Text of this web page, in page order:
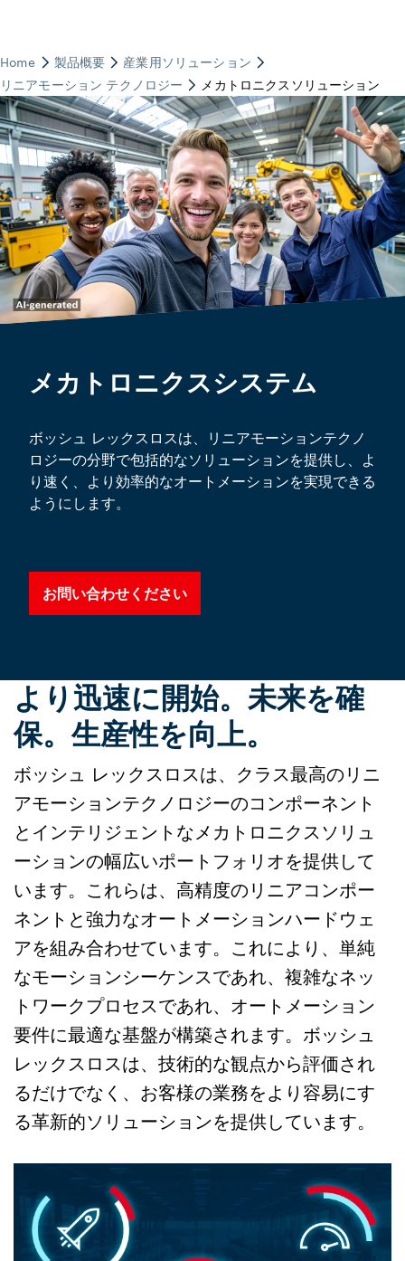
メカトロニクスシステム
ボッシュ レックスロスは、リニアモーションテクノ
ロジーの分野で包括的なソリューションを提供し、よ
り速く、より効率的なオートメーションを実現できる
ようにします。
お問い合わせください
より迅速に開始。未来を確
保。生産性を向上。
ボッシュ レックスロスは、クラス最高のリニ
アモーションテクノロジーのコンポーネント
とインテリジェントなメカトロニクスソリュ
ーションの幅広いポートフォリオを提供して
います。これらは、高精度のリニアコンポー
ネントと強力なオートメーションハードウェ
アを組み合わせています。これにより、単純
なモーションシーケンスであれ、複雑なネッ
トワークプロセスであれ、オートメーション
要件に最適な基盤が構築されます。ボッシュ
レックスロスは、技術的な観点から評価され
るだけでなく、お客様の業務をより容易にす
る革新的ソリューションを提供しています。